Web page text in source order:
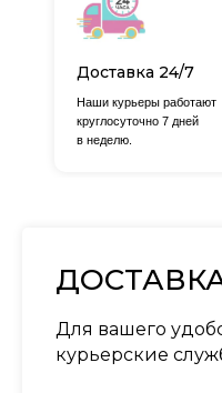
Доставка 24/7
Наши курьеры работают
круглосуточно 7 дней
в неделю.
Для вашего
курьерские